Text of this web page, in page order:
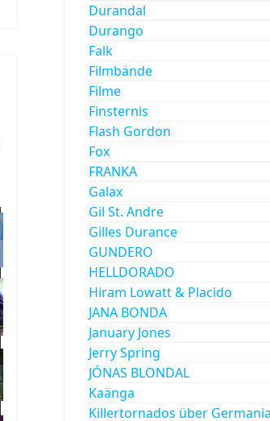
Durandal
Durango
Falk
Filmbände
Filme
Finsternis
Flash Gordon
Fox
FRANKA
Galax
Gil St. Andre
Gilles Durance
GUNDERO
HELLDORADO
Hiram Lowatt & Placido
JANA BONDA
January Jones
Jerry Spring
JÓNAS BLONDAL
Kaänga
Killertornados über Germania